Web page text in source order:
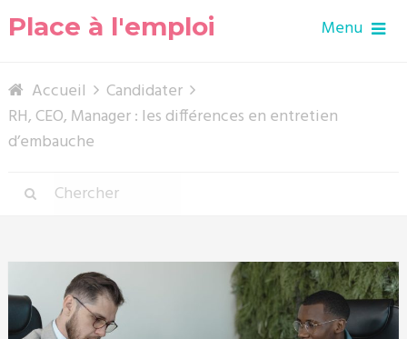
Place à l'emploi Menu
Accueil
Candidater
RH, CEO, Manager : les différences en entretien
d’embauche